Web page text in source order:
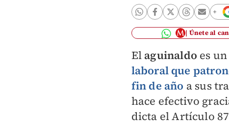
Únete al
El aguinaldo es un
laboral que
fin de año a sus
hace efectivo
dicta el Artículo